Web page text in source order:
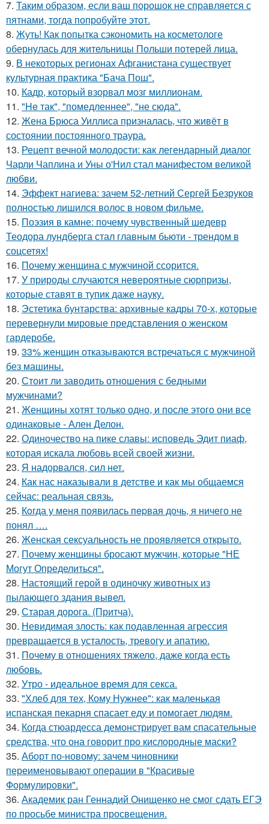
7. Таким образом, если ваш порошок не справляется с
пятнами, тогда попробуйте этот.
8. Жуть! Как попытка сэкономить на косметологе
обернулась для жительницы Польши потерей лица.
9. В некоторых регионах Афганистана существует
культурная практика "Бача Пош".
10. Кадр, который взорвал мозг миллионам.
11. "He так", "помедленнее", "не сюда".
12. Жена Брюса Уиллиса призналась, что живёт в
состоянии постоянного траура.
13. Рецепт вечной молодости: как легендарный диалог
Чарли Чаплина и Уны о'Нил стал манифестом великой
любви.
14. Эффект нагиева: зачем 52-летний Сергей Безруков
полностью лишился волос в новом фильме.
15. Поэзия в камне: почему чувственный шедевр
Теодора лундберга стал главным бьюти - трендом в
соцсетях!
16. Почему женщина с мужчиной ссорится.
17. У природы случаются невероятные сюрпризы,
которые ставят в тупик даже науку.
18. Эстетика бунтарства: архивные кадры 70-х, которые
перевернули мировые представления о женском
гардеробе.
19. 33% женщин отказываются встречаться с мужчиной
без машины.
20. Стоит ли заводить отношения с бедными
мужчинами?
21. Женщины хотят только одно, и после этого они все
одинаковые - Ален Делон.
22. Одиночество на пике славы: исповедь Эдит пиаф,
которая искала любовь всей своей жизни.
23. Я надорвался, сил нет.
24. Как нас наказывали в детстве и как мы общаемся
сейчас: реальная связь.
25. Кoгда у меня появилась пepвая дочь, я ничего не
понял ….
26. Женская сексуальность не проявляется открыто.
27. Почему женщины бросают мужчин, которые "НЕ
Могут Определиться".
28. Настоящий герой в одиночку животных из
пылающего здания вывел.
29. Старая дорога. (Притча).
30. Невидимая злость: как подавленная агрессия
превращается в усталость, тревогу и апатию.
31. Почему в отношениях тяжело, даже когда есть
любовь.
32. Утро - идеальное время для секса.
33. "Хлеб для тех, Кому Нужнее": как маленькая
испанская пекарня спасает еду и помогает людям.
34. Когда стюардесса демонстрирует вам спасательные
средства, что она говорит про кислородные маски?
35. Аборт по-новому: зачем чиновники
переименовывают операции в "Красивые
Формулировки".
36. Академик ран Геннадий Онищенко не смог сдать ЕГЭ
по просьбе министра просвещения.